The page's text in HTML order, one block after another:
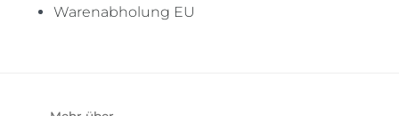
Warenabholung EU